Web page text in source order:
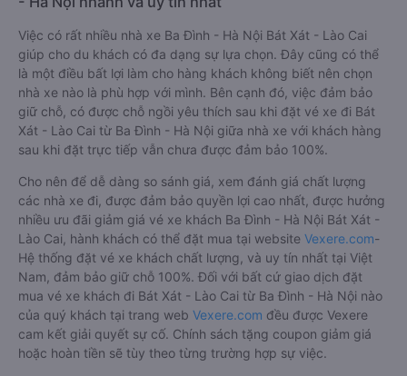
Việc có rất nhiều nhà xe Ba Đình - Hà Nội Bát Xát - Lào Cai
giúp cho du khách có đa dạng sự lựa chọn. Đây cũng có thể
là một điều bất lợi làm cho hàng khách không biết nên chọn
nhà xe nào là phù hợp với mình. Bên cạnh đó, việc đảm bảo
giữ chỗ, có được chỗ ngồi yêu thích sau khi đặt vé xe đi Bát
Xát - Lào Cai từ Ba Đình - Hà Nội giữa nhà xe với khách hàng
sau khi đặt trực tiếp vẫn chưa được đảm bảo 100%.
Cho nên để dễ dàng so sánh giá, xem đánh giá chất lượng
các nhà xe đi, được đảm bảo quyền lợi cao nhất, được hưởng
nhiều ưu đãi giảm giá vé xe khách Ba Đình - Hà Nội Bát Xát -
Lào Cai, hành khách có thể đặt mua tại website Vexere.com-
Hệ thống đặt vé xe khách chất lượng, và uy tín nhất tại Việt
Nam, đảm bảo giữ chỗ 100%. Đối với bất cứ giao dịch đặt
mua vé xe khách đi Bát Xát - Lào Cai từ Ba Đình - Hà Nội nào
của quý khách tại trang web Vexere.com đều được Vexere
cam kết giải quyết sự cố. Chính sách tặng coupon giảm giá
hoặc hoàn tiền sẽ tùy theo từng trường hợp sự việc.